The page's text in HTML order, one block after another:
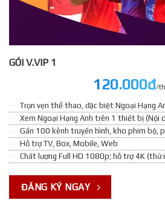
GÓI V.VIP 1
120.000đ/
Trọn vẹn thể thao, đặc biệt Ngoại Hạng
Xem Ngoại Hạng Anh trên 1 thiết bị (Nội
Gần 100 kênh truyền hình, kho phim bộ,
Hỗ trợ TV, Box, Mobile, Web
Chất lượng Full HD 1080p; hỗ trợ 4K (thử
ĐĂNG KÝ NGAY